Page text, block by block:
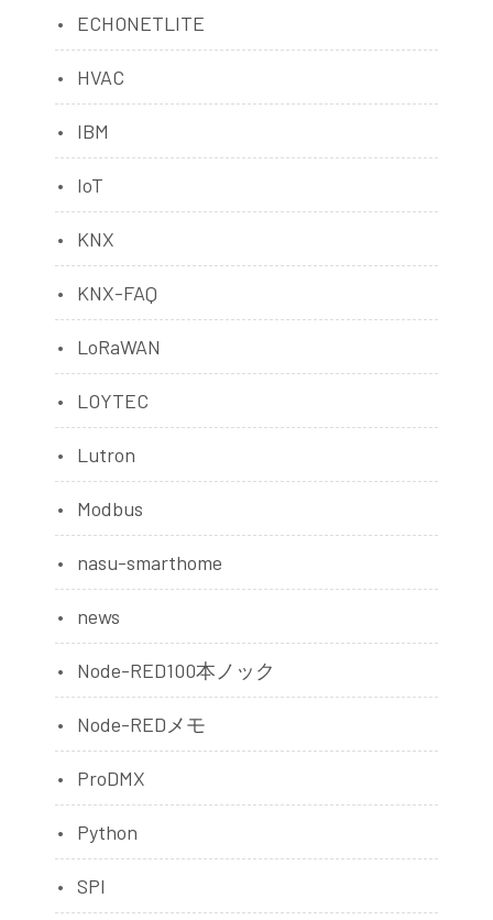
ECHONETLITE
HVAC
IBM
IoT
KNX
KNX-FAQ
LoRaWAN
LOYTEC
Lutron
Modbus
nasu-smarthome
news
Node-RED100本ノック
Node-REDメモ
ProDMX
Python
SPI